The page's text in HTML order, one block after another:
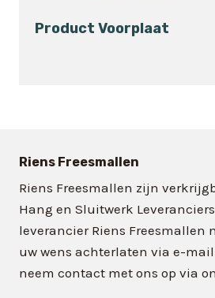
worden
Product Voorplaat
Riens Freesmallen
Riens Freesmallen zijn
Hang en Sluitwerk
leverancier Riens Freesmallen
uw wens achterlaten via e-
neem contact met ons op via